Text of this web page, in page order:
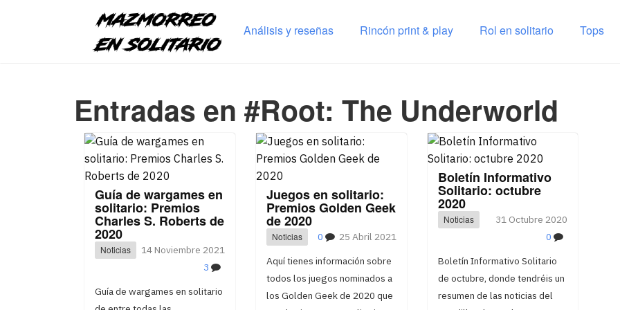
Análisis y reseñas Rincón print & play Rol en solitario Tops
Entradas en #Root: The Underworld
Guía de wargames en
solitario: Premios
Charles S. Roberts de
2020
Noticias
14 Noviembre 2021
3
Guía de wargames en solitario
Juegos en solitario:
Premios Golden Geek
de 2020
Noticias 25 Abril 2021
0
Aquí tienes información sobre
todos los juegos nominados a
los Golden Geek de 2020 que
Boletín Informativo
Solitario: octubre
2020
Noticias
31 Octubre 2020
0
Boletín Informativo Solitario
de octubre, donde tendréis un
resumen de las noticias del